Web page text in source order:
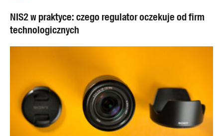
NIS2 w praktyce: czego regulator oczekuje od firm
technologicznych